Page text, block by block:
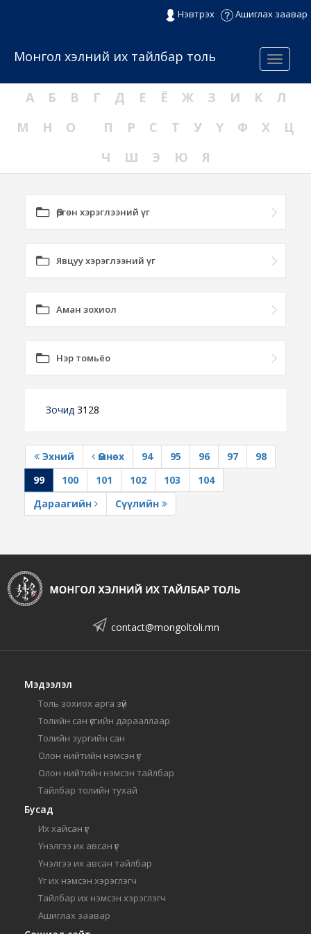
Нэвтрэх Ашиглах заавар
Menu
Монгол хэлний их тайлбар толь
А Б В Г Д Е Ё Ж З И К
Л
М
Н О П Р С Т У Ү Ф Х
Ц
Ч
Ш Э Ю Я
Өргөн хэрэглээний үг
Явцуу хэрэглээний үг
Аман зохиол
Нэр томьёо
Зочид 3128
Эхний Өмнөх 94 95 96 97
98
99
100 101 102 103
104
Дараагийн
Сүүлийн
contact@mongoltoli.mn
Мэдээлэл
Толь зохиох арга зүй
Толийн сан үсгийн дарааллаар
Толийн зургийн сан
Олон нийтийн нэмсэн үг
Олон нийтийн нэмсэн тайлбар
Тайлбар толийн тухай
Бусад
Их хайсан үг
Үнэлгээ их авсан үг
Үнэлгээ их авсан тайлбар
Үг их нэмсэн хэрэглэгч
Тайлбар их нэмсэн хэрэглэгч
Ашиглах заавар